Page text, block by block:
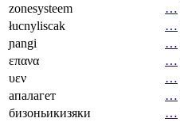
zonesysteem
…
łucnyliscak
…
ɲangi
…
επανα
…
υεν
…
апалагет
…
бизоньикизяки
…